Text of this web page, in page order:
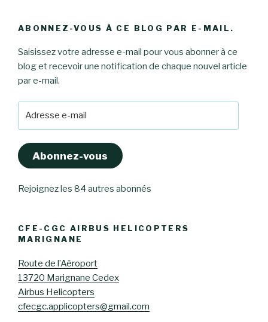
ABONNEZ-VOUS À CE BLOG PAR E-MAIL.
Saisissez votre adresse e-mail pour vous abonner à ce
blog et recevoir une notification de chaque nouvel article
par e-mail.
Abonnez-vous
Rejoignez les 84 autres abonnés
CFE-CGC AIRBUS HELICOPTERS
MARIGNANE
Route de l’Aéroport
13720 Marignane Cedex
Airbus Helicopters
cfecgc.applicopters@gmail.com